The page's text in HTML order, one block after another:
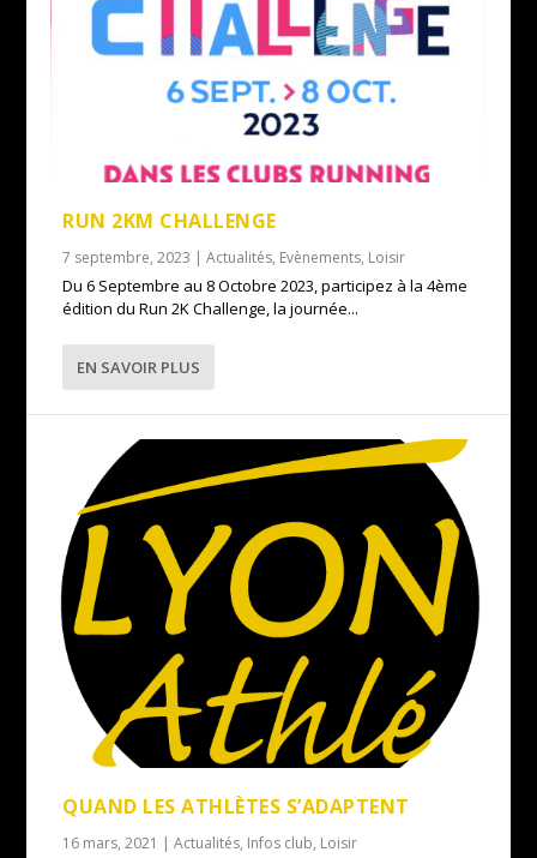
RUN 2KM CHALLENGE
7 septembre, 2023 |Actualités, Evènements, Loisir
Du 6 Septembre au 8 Octobre 2023, participez à la 4ème
édition du Run 2K Challenge, la journée...
EN SAVOIR PLUS
QUAND LES ATHLÈTES S’ADAPTENT
16 mars, 2021 |Actualités, Infos club, Loisir